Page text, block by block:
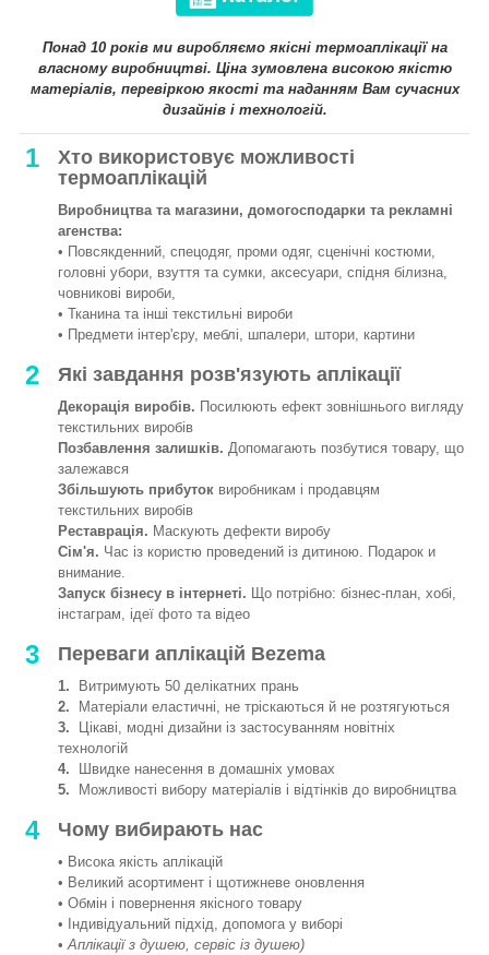
Понад 10 років ми виробляємо якісні термоаплікації на
власному виробництві. Ціна зумовлена високою якістю
матеріалів, перевіркою якості та наданням Вам сучасних
дизайнів і технологій.
1
Хто використовує можливості
термоаплікацій
Виробництва та магазини, домогосподарки та рекламні
агенства:
• Повсякденний, спецодяг, проми одяг, сценічні костюми,
головні убори, взуття та сумки, аксесуари, спідня білизна,
човникові вироби,
• Тканина та інші текстильні вироби
• Предмети інтер'єру, меблі, шпалери, штори, картини
2 Які завдання розв'язують аплікації
Декорація виробів. Посилюють ефект зовнішнього вигляду
текстильних виробів
Позбавлення залишків. Допомагають позбутися товару, що
залежався
Збільшують прибуток виробникам і продавцям
текстильних виробів
Реставрація. Маскують дефекти виробу
Сім'я. Час із користю проведений із дитиною. Подарок и
внимание.
Запуск бізнесу в інтернеті. Що потрібно: бізнес-план, хобі,
інстаграм, ідеї фото та відео
3 Переваги аплікацій Bezema
1. Витримують 50 делікатних прань
2. Матеріали еластичні, не тріскаються й не розтягуються
3. Цікаві, модні дизайни із застосуванням новітніх
технологій
4. Швидке нанесення в домашніх умовах
5. Можливості вибору матеріалів і відтінків до виробництва
4 Чому вибирають нас
• Висока якість аплікацій
• Великий асортимент і щотижневе оновлення
• Обмін і повернення якісного товару
• Індивідуальний підхід, допомога у виборі
•Аплікації з душею, сервіс із душею)